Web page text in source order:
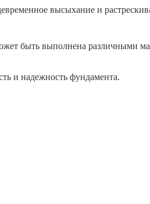
высыхание и
быть выполнена различными
и надежность фундамента.